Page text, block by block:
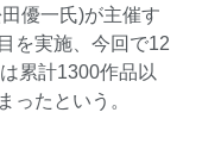
優一氏)が主催す
を実施、今回で12
累計1300作品以
ったという。